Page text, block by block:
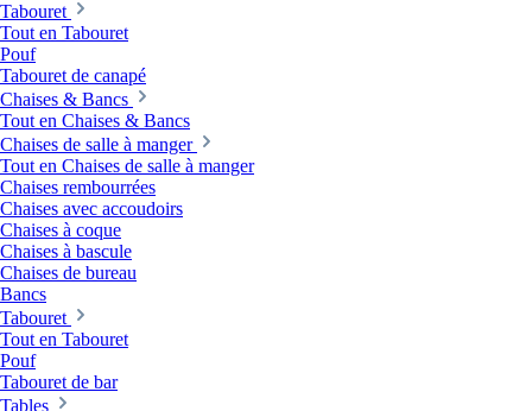
Tabouret
Tout en Tabouret
Pouf
Tabouret de canapé
Chaises & Bancs
Tout en Chaises & Bancs
Chaises de salle à manger
Tout en Chaises de salle à manger
Chaises rembourrées
Chaises avec accoudoirs
Chaises à coque
Chaises à bascule
Chaises de bureau
Bancs
Tabouret
Tout en Tabouret
Pouf
Tabouret de bar
Tables